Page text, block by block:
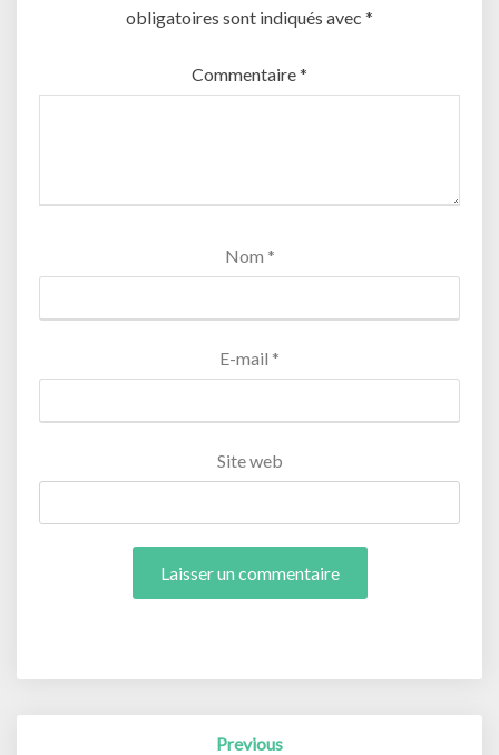
obligatoires sont indiqués avec *
Commentaire*
Nom *
E-mail *
Site web
Previous